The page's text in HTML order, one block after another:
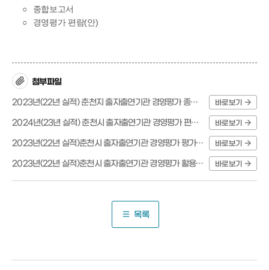
○
종합보고서
○
경영평가 편람(안)
첨부파일
2023년(22년 실적) 춘천지 출자출연기관 경영평가 종합보고서.hwp
바로보기
2024년(23년 실적) 춘천시 출자출연기관 경영평가 편람(안).hwp 바로보기
2023년(22년 실적)춘천시 출자출연기관 경영평가 평가서.pdf 바로보기
2023년(22년 실적)춘천시 출자출연기관 경영평가 활용현황.pdf 바로보기
목록